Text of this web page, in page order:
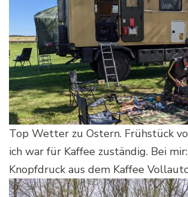
Top Wetter zu Ostern. Frühstück
ich war für Kaffee zuständig. Bei
Knopfdruck aus dem Kaffee